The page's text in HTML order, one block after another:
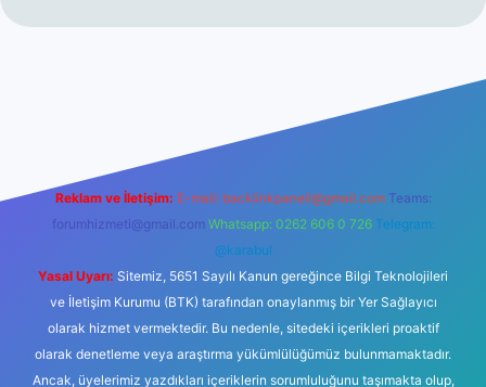
m elexbet
Reklam ve İletişim: E-mail: backlinkpaneli@gmail.com Teams:
forumhizmeti@gmail.com Whatsapp: 0262 606 0 726 Telegram:
@karabul
Yasal Uyarı: Sitemiz, 5651 Sayılı Kanun gereğince Bilgi Teknolojileri
ve İletişim Kurumu (BTK) tarafından onaylanmış bir Yer Sağlayıcı
olarak hizmet vermektedir. Bu nedenle, sitedeki içerikleri proaktif
olarak denetleme veya araştırma yükümlülüğümüz bulunmamaktadır.
Ancak, üyelerimiz yazdıkları içeriklerin sorumluluğunu taşımakta olup,